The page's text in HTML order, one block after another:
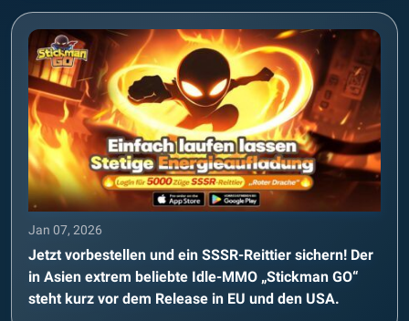
Jan 07, 2026
Jetzt vorbestellen und ein SSSR-Reittier sichern! Der
in Asien extrem beliebte Idle-MMO „Stickman GO“
steht kurz vor dem Release in EU und den USA.